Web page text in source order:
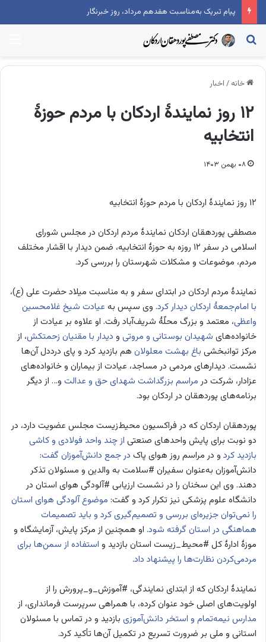
پیام تبریک به‌مناسبت هفدهم مرداد، روز خبرنگار
جستجو...
خانه / اخبار
۱۲ روز نمایندۀ اردکان با مردم حوزۀ
انتخابیه
۰۸ بهمن ۱۴۰۳
۱۲ روز نمایندۀ اردکان با مردم حوزۀ انتخابیه
مصطفی پوردهقان اردکان نمایندۀ مردم اردکان در مجلس شورای
اسلامی در سفر ۱۲ روزه به حوزۀ انتخابیه، ضمن دیدار با اقشار مختلف
مردم، موضوعات و مشکلات شهرستان را بررسی کرد.
نمایندۀ مردم اردکان در ابتدای سفر و به مناسبت میلاد حضرت علی (ع)،
با امام‌جمعۀ اردکان دیدار کرد. وی سپس به عیادت شیخ غلامحسین
واعظی، معتمد و بزرگ محلّۀ شریف‌آباد رفت. او علاوه بر عیادت از
خانواده‌های شهیدان بوستانی و مروتی و دیدار با مقنیان زحمتکش، از
مرکز توانبخشی باغ بهشت معلولان هم بازدید کرد و پای درددل آن‌ها
نشست. دیدارهای مردمی در مساجد، عیادت از بیماران و خانواده‌های
عزادار، شرکت درمراسم بزرگداشت شهدای حق و عدالت و… از دیگر
برنامه‌های پوردهقان در اردکان بود.
پوردهقان اردکان که در فراکسیون محیط‌زیست مجلس عضویت دارد، در
دو نوبت برای پایش واحدهای صنعتی از چند واحد فولادی و کاشی
بازدید کرد و در مراسم روز هوای پاک در جمع دانش‌آموزان گفت:
دانش‌آموزان به‌عنوان سفیران #سلامت به والدین و مسئولان تذکر
دهند. وی این سخنان را در نشست ارزیابی #آلودگی هوای استان در
دانشگاه علوم پزشکی نیز تکرار کرد و گفت: موضوع آلودگی هوای استان
را نمی‌توان جزیره‌ای بررسی و تصمیم‌گیری کرد و باید تصمیمات
هماهنگی در استان گرفته شود. او همچنین از مرکز پایش، آزمایشگاه و
موزۀ ادارۀ کل #محیط_زیست استان بازدید و استفاده از سمن‌ها برای
مردمی‌کردن نظارت‌ها را پیشنهاد داد.
نمایندۀ اردکان که از ابتدای نمایندگی، #آموزش_و_پرورش را از
اولویت‌های اصلی خود عنوان کرده، با همراهی سرپرست فرمانداری، از
مدارس نیمه‌تمام و استخر دانش‌آموزی بازدید و در تماس با مسئولان
استانی و ملی بر ضرورت تسریع در تکمیل آن‌ها تأکید کرد.